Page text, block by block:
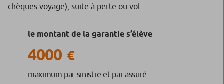
chèques voyage), suite à perte ou vol :
le montant de la garantie s’élève
4000 €
maximum par sinistre et par assuré.